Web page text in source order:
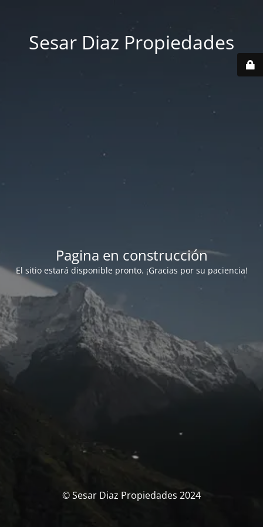
Sesar Diaz Propiedades
Pagina en construcción
El sitio estará disponible pronto. ¡Gracias por su paciencia!
© Sesar Diaz Propiedades 2024